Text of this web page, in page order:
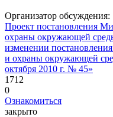
Организатор обсуждения:
Проект постановления
охраны окружающей
изменении
и охраны окружающей
октября 2010 г. № 45»
1712
0
Ознакомиться
закрыто